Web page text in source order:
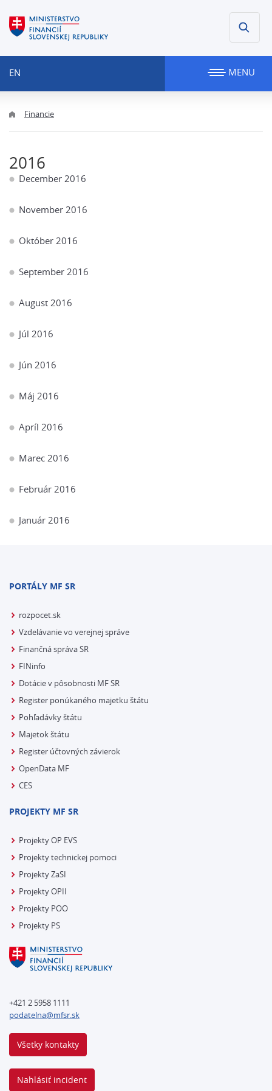
EN MENU
Financie
2016
December 2016
November 2016
Október 2016
September 2016
August 2016
Júl 2016
Jún 2016
Máj 2016
Apríl 2016
Marec 2016
Február 2016
Január 2016
PORTÁLY MF SR
rozpocet.sk
Vzdelávanie vo verejnej správe
Finančná správa SR
FINinfo
Dotácie v pôsobnosti MF SR
Register ponúkaného majetku štátu
Pohľadávky štátu
Majetok štátu
Register účtovných závierok
OpenData MF
CES
PROJEKTY MF SR
Projekty OP EVS
Projekty technickej pomoci
Projekty ZaSI
Projekty OPII
Projekty POO
Projekty PS
+421 2 5958 1111
podatelna@mfsr.sk
Všetky kontakty
Nahlásiť incident